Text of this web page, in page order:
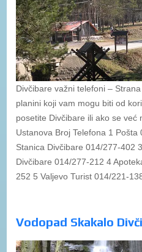
Divčibare važni telefoni –
planini koji vam mogu biti od
posetite Divčibare ili ako se već
Ustanova Broj Telefona 1
Stanica Divčibare 014/277-402
Divčibare 014/277-212 4
252 5 Valjevo Turist 014/221-
Vodopad Skakalo